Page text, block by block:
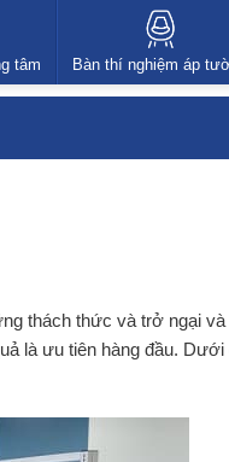
tâm Bàn thí nghiệm áp
thách thức và trở ngại
là ưu tiên hàng đầu.